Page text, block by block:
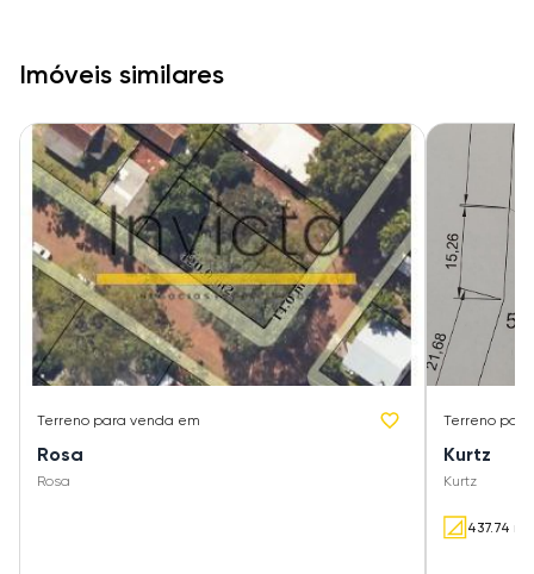
Imóveis similares
Terreno para venda em
Rosa
Rosa
Terreno
Kurtz
Kurtz
437.74 m²